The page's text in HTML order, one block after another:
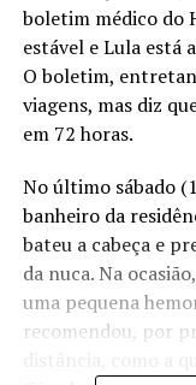
boletim médico do
estável e Lula está
O boletim,
viagens, mas diz
em 72 horas.
No último sábado
banheiro da
bateu a cabeça e
da nuca. Na
uma pequena
recomendou, por